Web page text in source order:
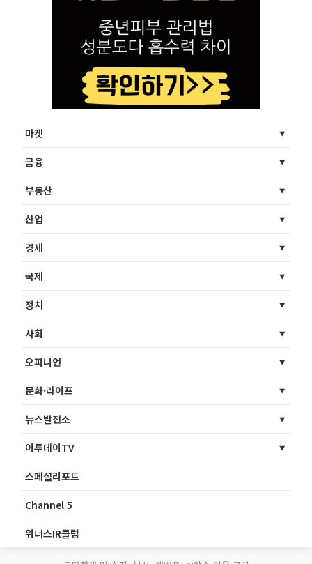
마켓
금융
부동산
산업
경제
국제
정치
사회
오피니언
문화·라이프
뉴스발전소
이투데이TV
스페셜리포트
Channel 5
위너스IR클럽